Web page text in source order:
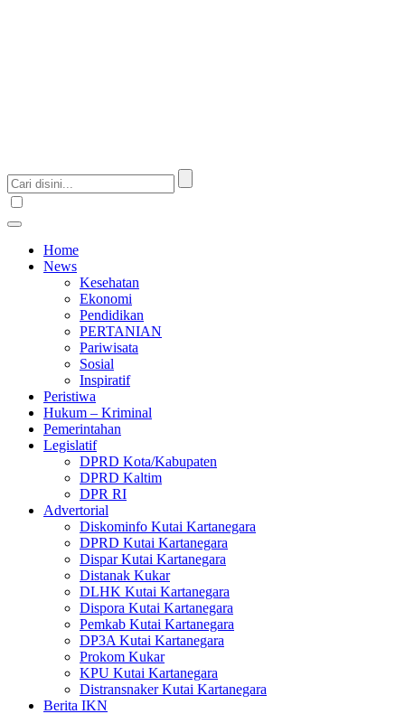
Home
News
Kesehatan
Ekonomi
Pendidikan
PERTANIAN
Pariwisata
Sosial
Inspiratif
Peristiwa
Hukum – Kriminal
Pemerintahan
Legislatif
DPRD Kota/Kabupaten
DPRD Kaltim
DPR RI
Advertorial
Diskominfo Kutai Kartanegara
DPRD Kutai Kartanegara
Dispar Kutai Kartanegara
Distanak Kukar
DLHK Kutai Kartanegara
Dispora Kutai Kartanegara
Pemkab Kutai Kartanegara
DP3A Kutai Kartanegara
Prokom Kukar
KPU Kutai Kartanegara
Distransnaker Kutai Kartanegara
Berita IKN